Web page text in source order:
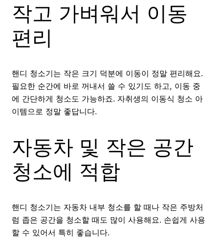
작고 가벼워서 이동
편리
핸디 청소기는 작은 크기 덕분에 이동이 정말 편리해요.
필요한 순간에 바로 꺼내서 쓸 수 있기도 하고, 이동 중
에 간단하게 청소도 가능하죠. 자취생의 이동식 청소 아
이템으로 정말 좋답니다.
자동차 및 작은 공간
청소에 적합
핸디 청소기는 자동차 내부 청소를 할 때나 작은 주방처
럼 좁은 공간을 청소할 때도 많이 사용해요. 손쉽게 사용
할 수 있어서 특히 좋습니다.